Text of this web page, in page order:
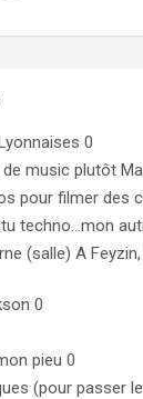
0
de music plutôt
pour filmer des
techno…mon
(salle) A
0
pieu 0
(pour passer